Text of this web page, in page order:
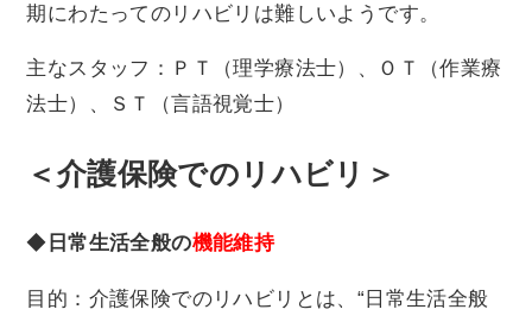
期にわたってのリハビリは難しいようです。
主なスタッフ：ＰＴ（理学療法士）、ＯＴ（作業療
法士）、ＳＴ（言語視覚士）
＜介護保険でのリハビリ＞
◆ 日常生活全般の機能維持
目的：介護保険でのリハビリとは、“日常生活全般